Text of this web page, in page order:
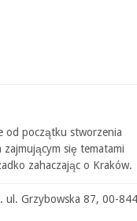
od początku stworzenia
zajmującym się tematami
zahaczając o Kraków.
ul. Grzybowska 87, 00-844